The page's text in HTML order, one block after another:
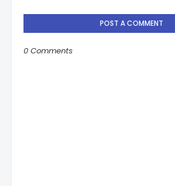
POST A COMMENT
0 Comments